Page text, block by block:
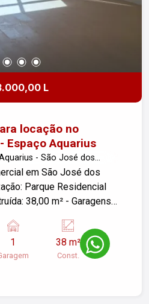
L
locação no
Espaço Aquarius
- São José dos
em São José dos
38,00 m² - Garagens:
infraestrutura e
ideal para o seu negócio.
um espaço funcional e
1 38 m²
Const.